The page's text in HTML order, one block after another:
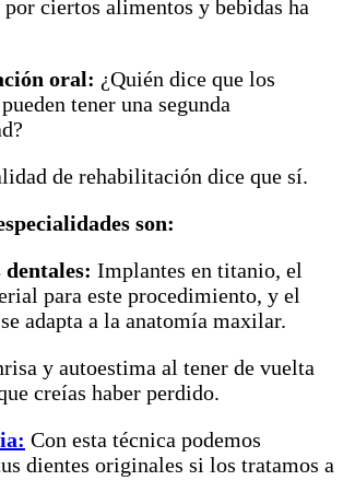
por ciertos alimentos y bebidas ha
oral: ¿Quién dice que los
tener una segunda
de rehabilitación dice que sí.
son:
Implantes en titanio, el
para este procedimiento, y el
adapta a la anatomía maxilar.
y autoestima al tener de vuelta
creías haber perdido.
Con esta técnica podemos
dientes originales si los tratamos a